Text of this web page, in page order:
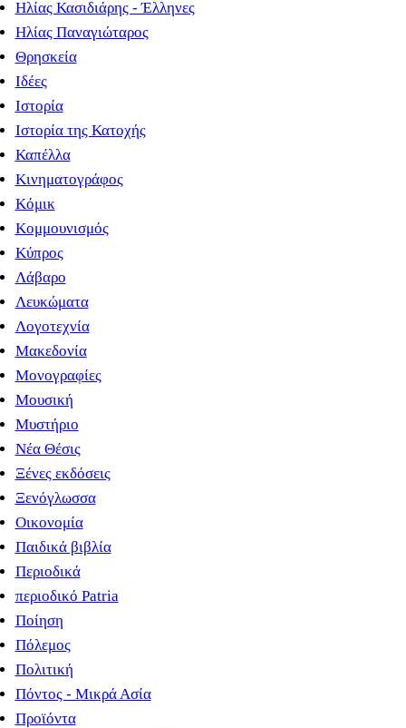
Ηλίας Κασιδιάρης - Έλληνες
Ηλίας Παναγιώταρος
Θρησκεία
Ιδέες
Ιστορία
Ιστορία της Κατοχής
Καπέλλα
Κινηματογράφος
Κόμικ
Κομμουνισμός
Κύπρος
Λάβαρο
Λευκώματα
Λογοτεχνία
Μακεδονία
Μονογραφίες
Μουσική
Μυστήριο
Νέα Θέσις
Ξένες εκδόσεις
Ξενόγλωσσα
Οικονομία
Παιδικά βιβλία
Περιοδικά
περιοδικό Patria
Ποίηση
Πόλεμος
Πολιτική
Πόντος - Μικρά Ασία
Προϊόντα